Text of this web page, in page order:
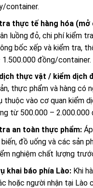
container.
thực tế hàng hóa
luồng đỏ, chi phí kiểm
bốc xếp và kiểm tra,
1.500.000 đồng/container.
thực vật / kiểm dịch
thực phẩm và hàng có
thuộc vào cơ quan kiểm
từ 500.000 – 2.000.000
an toàn thực phẩm:
đồ uống và các sản
nghiệm chất lượng
khai báo phía Lào:Khi
hoặc người nhận tại Lào